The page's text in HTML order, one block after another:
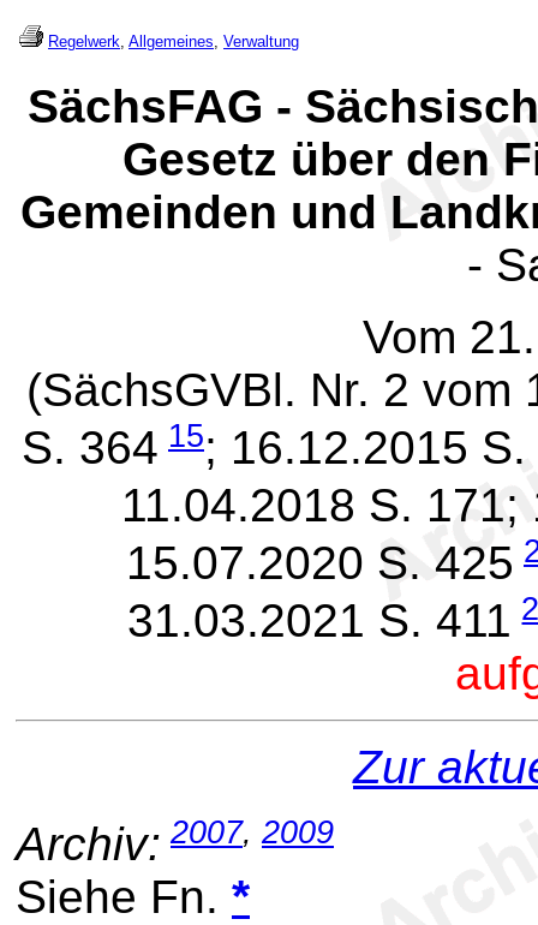
Regelwerk, Allgemeines, Verwaltung
SächsFAG -
Gesetz über den
Gemeinden und
-
Vom
(SächsGVBl. Nr. 2 vom
S. 364 15; 16.12.2015
11.04.2018 S.
15.07.2020 S. 425
31.03.2021 S. 411
Zur
Archiv: 2007, 2009
Siehe Fn. *